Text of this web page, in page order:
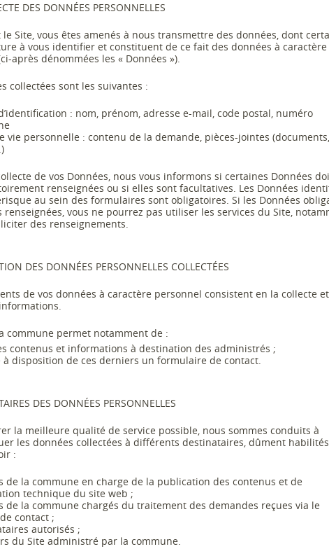
DES DONNÉES PERSONNELLES
Site, vous êtes amenés à nous transmettre des données, dont
à vous identifier et constituent de ce fait des données à caractère
-après dénommées les « Données »).
collectées sont les suivantes :
: nom, prénom, adresse e-mail, code postal, numéro
vie personnelle : contenu de la demande, pièces-jointes (documents,
de vos Données, nous vous informons si certaines Données
renseignées ou si elles sont facultatives. Les Données
au sein des formulaires sont obligatoires. Si les Données
renseignées, vous ne pourrez pas utiliser les services du Site,
des renseignements.
DES DONNÉES PERSONNELLES COLLECTÉES
de vos données à caractère personnel consistent en la collecte
.
commune permet notamment de :
contenus et informations à destination des administrés ;
à disposition de ces derniers un formulaire de contact.
DES DONNÉES PERSONNELLES
la meilleure qualité de service possible, nous sommes conduits à
les données collectées à différents destinataires, dûment
:
de la commune en charge de la publication des contenus et de
technique du site web ;
de la commune chargés du traitement des demandes reçues via le
contact ;
autorisés ;
du Site administré par la commune.